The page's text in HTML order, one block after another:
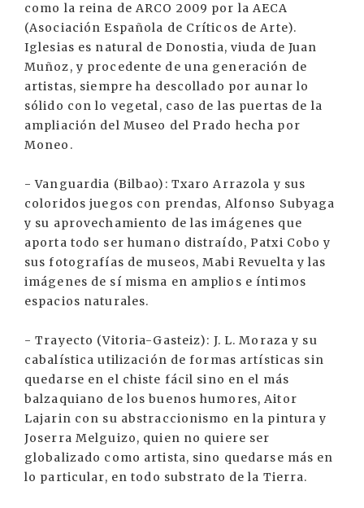
como la reina de ARCO 2009 por la AECA
(Asociación Española de Críticos de Arte).
Iglesias es natural de Donostia, viuda de Juan
Muñoz, y procedente de una generación de
artistas, siempre ha descollado por aunar lo
sólido con lo vegetal, caso de las puertas de la
ampliación del Museo del Prado hecha por
Moneo.
- Vanguardia (Bilbao): Txaro Arrazola y sus
coloridos juegos con prendas, Alfonso Subyaga
y su aprovechamiento de las imágenes que
aporta todo ser humano distraído, Patxi Cobo y
sus fotografías de museos, Mabi Revuelta y las
imágenes de sí misma en amplios e íntimos
espacios naturales.
- Trayecto (Vitoria-Gasteiz): J. L. Moraza y su
cabalística utilización de formas artísticas sin
quedarse en el chiste fácil sino en el más
balzaquiano de los buenos humores, Aitor
Lajarin con su abstraccionismo en la pintura y
Joserra Melguizo, quien no quiere ser
globalizado como artista, sino quedarse más en
lo particular, en todo substrato de la Tierra.